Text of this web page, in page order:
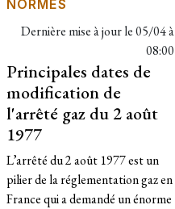
NORMES
Dernière mise à jour le05/04 à
08:00
Principales dates de
modification de
l'arrêté gaz du 2 août
1977
L’arrêté du 2 août 1977 est un
pilier de la réglementation gaz en
France qui a demandé un énorme